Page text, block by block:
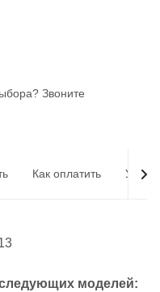
Звоните
Как оплатить
моделей: